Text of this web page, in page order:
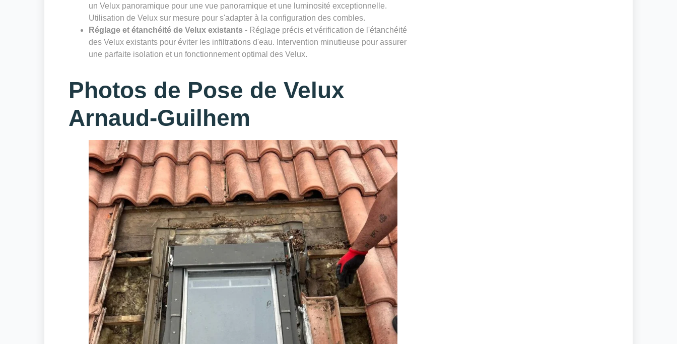
un Velux panoramique pour une vue panoramique et une luminosité exceptionnelle.
Utilisation de Velux sur mesure pour s'adapter à la configuration des combles.
Réglage et étanchéité de Velux existants - Réglage précis et vérification de l'étanchéité
des Velux existants pour éviter les infiltrations d'eau. Intervention minutieuse pour assurer
une parfaite isolation et un fonctionnement optimal des Velux.
Photos de Pose de Velux
Arnaud-Guilhem